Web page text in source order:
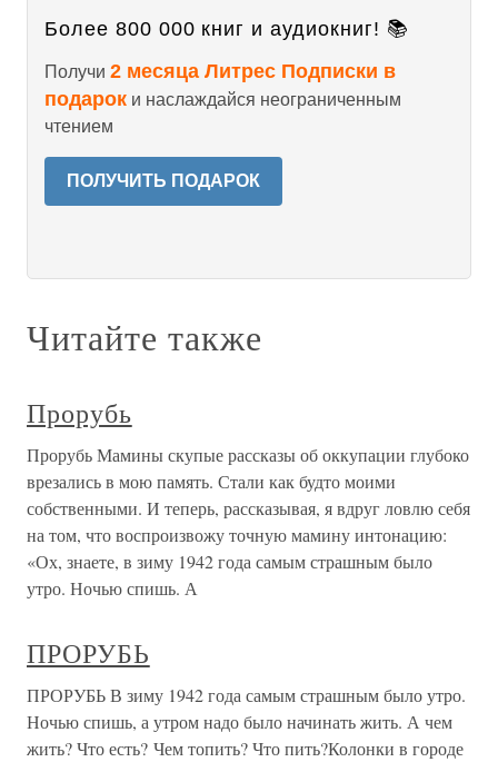
Более 800 000 книг и аудиокниг! 📚
Получи 2 месяца Литрес Подписки в
подарок и наслаждайся неограниченным
чтением
ПОЛУЧИТЬ ПОДАРОК
Читайте также
Прорубь
Прорубь Мамины скупые рассказы об оккупации глубоко
врезались в мою память. Стали как будто моими
собственными. И теперь, рассказывая, я вдруг ловлю себя
на том, что воспроизвожу точную мамину интонацию:
«Ох, знаете, в зиму 1942 года самым страшным было
утро. Ночью спишь. А
ПРОРУБЬ
ПРОРУБЬ В зиму 1942 года самым страшным было утро.
Ночью спишь, а утром надо было начинать жить. А чем
жить? Что есть? Чем топить? Что пить?Колонки в городе